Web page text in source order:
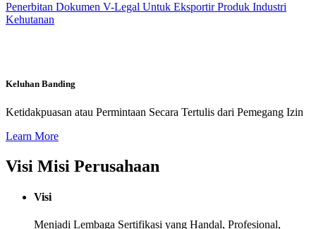
Penerbitan Dokumen V-Legal Untuk Eksportir Produk Industri
Kehutanan
Keluhan Banding
Ketidakpuasan atau Permintaan Secara Tertulis dari Pemegang Izin
Learn More
Visi Misi Perusahaan
Visi
Menjadi Lembaga Sertifikasi yang Handal, Profesional,